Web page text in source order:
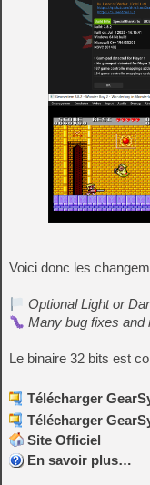
Voici donc les
Optional Light or
Many bug fixes and
Le binaire 32 bits est
Télécharger
Télécharger
Site Officiel
En savoir plus…